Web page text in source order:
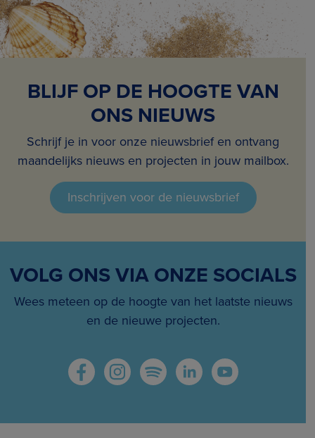
BLIJF OP DE HOOGTE VAN
ONS NIEUWS
Schrijf je in voor onze nieuwsbrief en ontvang
maandelijks nieuws en projecten in jouw mailbox.
Inschrijven voor de nieuwsbrief
VOLG ONS VIA ONZE SOCIALS
Wees meteen op de hoogte van het laatste nieuws
en de nieuwe projecten.